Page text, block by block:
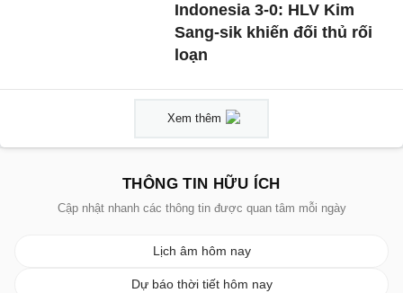
Indonesia 3-0: HLV Kim
Sang-sik khiến đối thủ rối
loạn
Xem thêm
THÔNG TIN HỮU ÍCH
Cập nhật nhanh các thông tin được quan tâm mỗi ngày
Lịch âm hôm nay
Dự báo thời tiết hôm nay